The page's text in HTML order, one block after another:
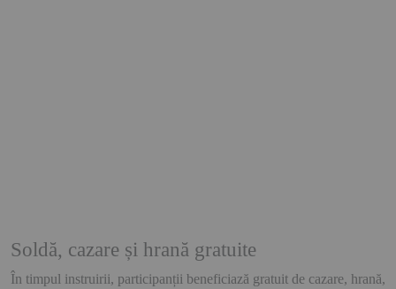
Soldă, cazare și hrană gratuite
În timpul instruirii, participanții beneficiază gratuit de cazare, hrană,